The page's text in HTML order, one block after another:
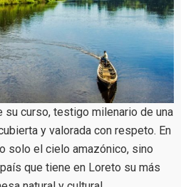
curso, testigo milenario de una
y valorada con respeto. En
solo el cielo amazónico, sino
que tiene en Loreto su más